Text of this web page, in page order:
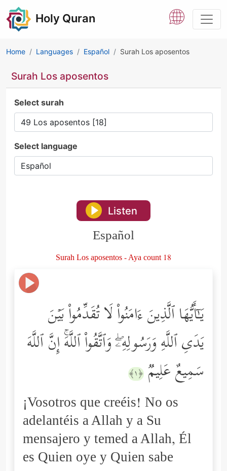
Holy Quran
Home Languages Español Surah Los aposentos
Surah Los aposentos
Select surah
Select language
Listen
Español
Surah Los aposentos - Aya count 18
یَـٰۤأَیُّهَا ٱلَّذِینَ ءَامَنُواْ لَا تُقَدِّمُواْ بَیۡنَ
یَدَیِ ٱللَّهِ وَرَسُولِهِۦۖ وَٱتَّقُواْ ٱللَّهَۚ إِنَّ ٱللَّهَ
سَمِیعٌ عَلِیمࣱ ﴿١﴾
¡Vosotros que creéis! No os
adelantéis a Allah y a Su
mensajero y temed a Allah, Él
es Quien oye y Quien sabe